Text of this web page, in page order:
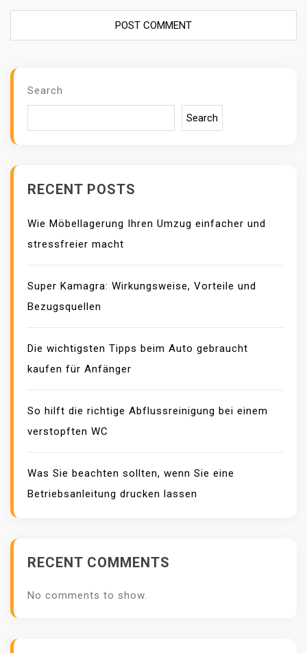
Search
Search
RECENT POSTS
Wie Möbellagerung Ihren Umzug einfacher und
stressfreier macht
Super Kamagra: Wirkungsweise, Vorteile und
Bezugsquellen
Die wichtigsten Tipps beim Auto gebraucht
kaufen für Anfänger
So hilft die richtige Abflussreinigung bei einem
verstopften WC
Was Sie beachten sollten, wenn Sie eine
Betriebsanleitung drucken lassen
RECENT COMMENTS
No comments to show.